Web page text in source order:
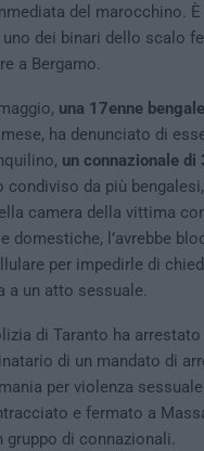
del marocchino.
dei binari dello scalo
a Bergamo.
una 17enne
ha denunciato di
un connazionale di
condiviso da più
camera della vittima
domestiche, l’avrebbe
per impedirle di
a un atto sessuale.
di Taranto ha arrestato
di un mandato di
per violenza
e fermato a
gruppo di connazionali.